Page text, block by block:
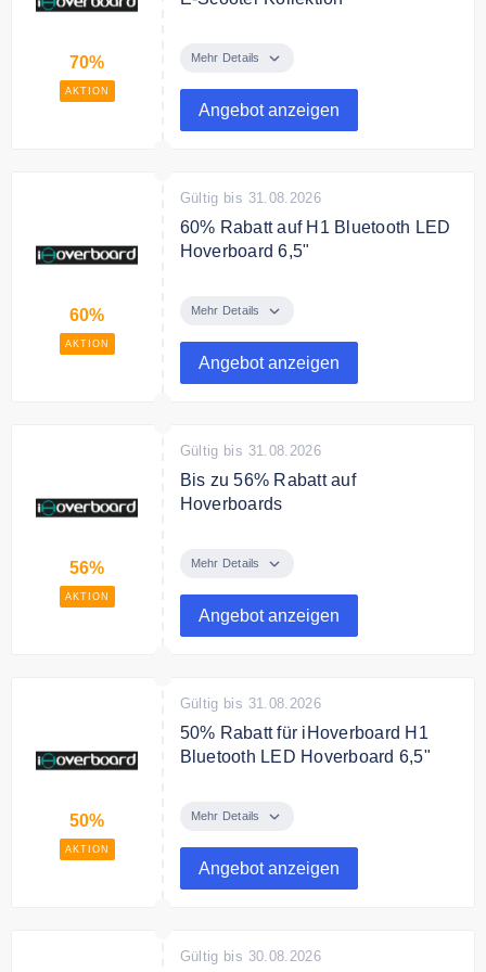
70%
AKTION
E-Scooter Kollektion
Mehr Details
Angebot anzeigen
60%
AKTION
Gültig bis 31.08.2026
60% Rabatt auf H1 Bluetooth LED
Hoverboard 6,5"
LED Hoverboard 6,5" in mehreren
Mehr Details
Angebot anzeigen
56%
AKTION
Gültig bis 31.08.2026
Bis zu 56% Rabatt auf
Hoverboards
die Hoverboard-Kollektion.
Mehr Details
Angebot anzeigen
50%
AKTION
Gültig bis 31.08.2026
50% Rabatt für iHoverboard H1
Bluetooth LED Hoverboard 6,5"
Bluetooth LED Hoverboard 6,5"
Bedingungen
Mehr Details
Angebot anzeigen
Gültig bis 30.08.2026